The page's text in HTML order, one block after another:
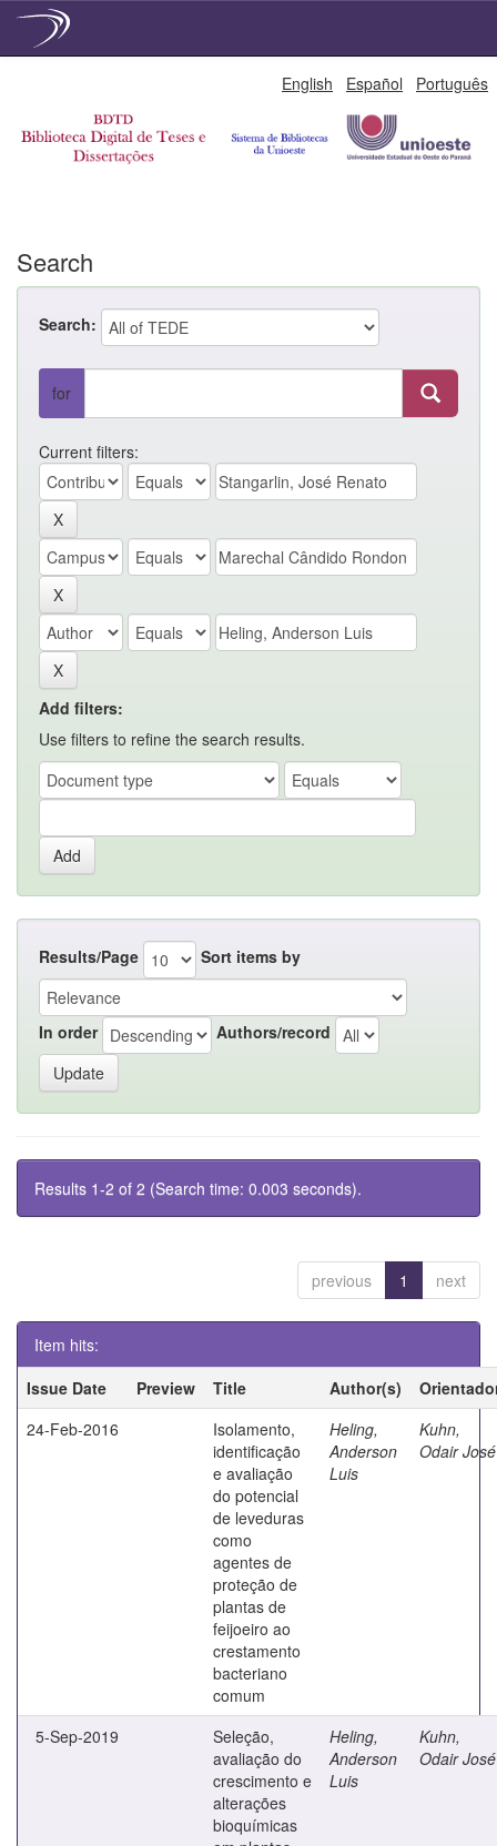
English Español Português
Search
Search:
for
Current filters:
Add filters:
Use filters to refine the search results.
Results/Page Sort items by
In order Authors/record
Results 1-2 of 2 (Search time: 0.003 seconds).
previous 1 next
Item hits:
Issue Date
Preview Title Author(s)
24-Feb-2016
Isolamento,
identificação
e avaliação
do potencial
de leveduras
como
agentes de
proteção de
plantas de
feijoeiro ao
crestamento
bacteriano
comum
Heling,
Anderson
Luis
Kuhn,
Odair José
5-Sep-2019
Seleção,
avaliação do
crescimento e
alterações
bioquímicas
Heling,
Anderson
Luis
Kuhn,
Odair José